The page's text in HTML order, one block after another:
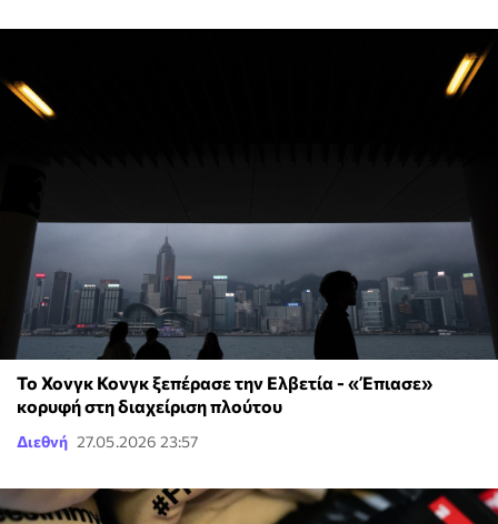
Το Χονγκ Κονγκ ξεπέρασε την Ελβετία - «Έπιασε»
κορυφή στη διαχείριση πλούτου
Διεθνή 27.05.2026 23:57